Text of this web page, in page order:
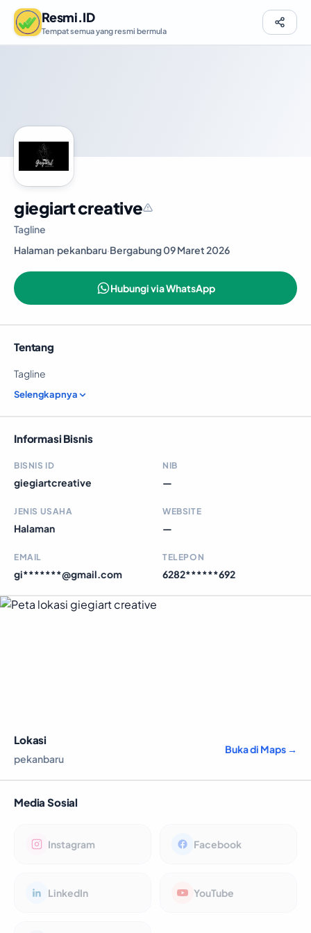
Resmi.ID
Tempat semua yang resmi bermula
giegiart creative
Tagline
Halaman·pekanbaru·Bergabung 09 Maret 2026
Hubungi via WhatsApp
Tentang
Tagline
Selengkapnya
Informasi Bisnis
BISNIS ID
giegiartcreative
NIB
—
JENIS USAHA
Halaman
WEBSITE
—
EMAIL
gi*******@gmail.com
TELEPON
6282******692
Lokasi
pekanbaru
Buka di Maps →
Media Sosial
Instagram Facebook
LinkedIn YouTube